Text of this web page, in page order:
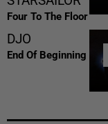
Four To The Floor
DJO
End Of Beginning